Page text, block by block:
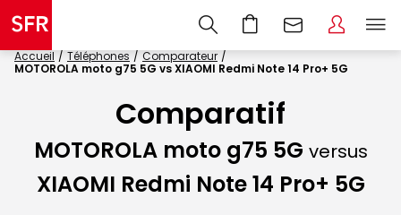
Accueil Téléphones
Comparateur
MOTOROLA moto g75 5G vs XIAOMI Redmi Note 14 Pro+ 5G
Comparatif
MOTOROLA moto g75 5G versus
XIAOMI Redmi Note 14 Pro+ 5G